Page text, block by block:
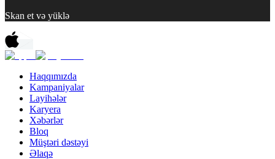
Skan et və yüklə
Haqqımızda
Kampaniyalar
Layihələr
Karyera
Xəbərlər
Bloq
Müştəri dəstəyi
Əlaqə